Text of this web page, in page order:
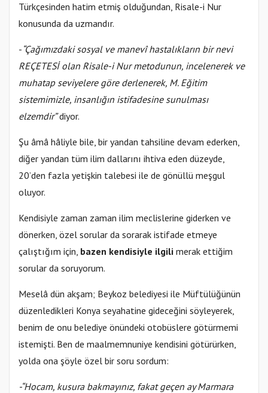
Türkçesinden hatim etmiş olduğundan, Risale-i Nur
konusunda da uzmandır.
- “Çağımızdaki sosyal ve manevî hastalıkların bir nevi
REÇETESİ olan Risale-i Nur metodunun, incelenerek ve
muhatap seviyelere göre derlenerek, M. Eğitim
sistemimizle, insanlığın istifadesine sunulması
elzemdir”diyor.
Şu âmâ hâliyle bile, bir yandan tahsiline devam ederken,
diğer yandan tüm ilim dallarını ihtiva eden düzeyde,
20’den fazla yetişkin talebesi ile de gönüllü meşgul
oluyor.
Kendisiyle zaman zaman ilim meclislerine giderken ve
dönerken, özel sorular da sorarak istifade etmeye
çalıştığım için, bazen kendisiyle ilgili merak ettiğim
sorular da soruyorum.
Meselâ dün akşam; Beykoz belediyesi ile Müftülüğünün
düzenledikleri Konya seyahatine gideceğini söyleyerek,
benim de onu belediye önündeki otobüslere götürmemi
istemişti. Ben de maalmemnuniye kendisini götürürken,
yolda ona şöyle özel bir soru sordum:
-“Hocam, kusura bakmayınız, fakat geçen ay Marmara